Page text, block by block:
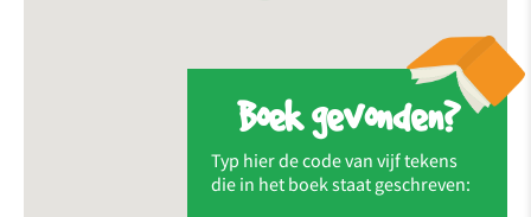
Boek gevonden?
Typ hier de code van vijf tekens
die in het boek staat geschreven: